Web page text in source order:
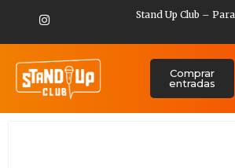
Stand Up Club –
Comprar
entradas